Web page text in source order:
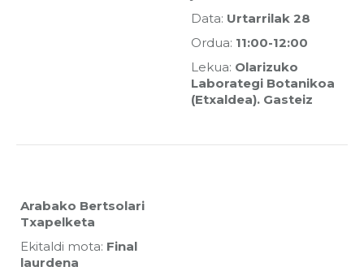
Data: Urtarrilak 28
Ordua: 11:00-12:00
Lekua: Olarizuko
Laborategi Botanikoa
(Etxaldea). Gasteiz
Arabako Bertsolari
Txapelketa
Ekitaldi mota: Final
laurdena